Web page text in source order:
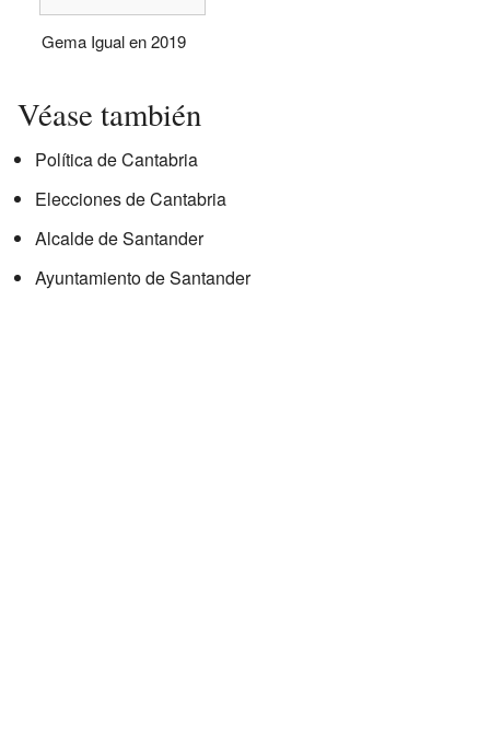
Gema Igual en 2019
Véase también
Política de Cantabria
Elecciones de Cantabria
Alcalde de Santander
Ayuntamiento de Santander